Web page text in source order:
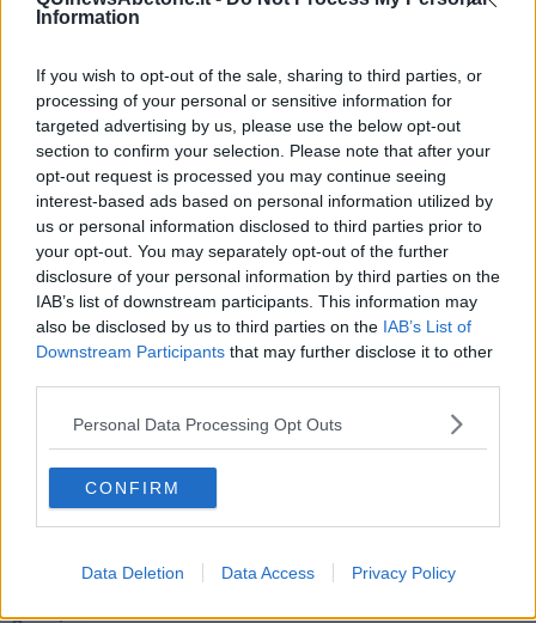
Information
If you wish to opt-out of the sale, sharing to third parties, or
processing of your personal or sensitive information for
targeted advertising by us, please use the below opt-out
section to confirm your selection. Please note that after your
opt-out request is processed you may continue seeing
interest-based ads based on personal information utilized by
us or personal information disclosed to third parties prior to
your opt-out. You may separately opt-out of the further
disclosure of your personal information by third parties on the
IAB’s list of downstream participants. This information may
also be disclosed by us to third parties on the IAB’s List of
Downstream Participants that may further disclose it to other
Personal Data Processing Opt Outs
CONFIRM
Data Deletion Data Access Privacy Policy
PRIMO
Accidenti all’amore
Protezione civile
Walter
Appunti per l'inverno
Il muro di Baj
Biografia emotiva
La tempesta e altro
I bolidi
Parole
Amarezza
Colpa & merito
Vento
​LA PANCHINA ROSSA Requiem per il Commissario
Coraçào
Charlie
Il telefono del vento
Testamento & Commiato
Poeta
Autunno